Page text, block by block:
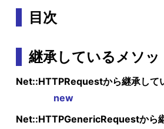
目次
継承しているメソッ
Net::HTTPRequestから継承して
new
Net::HTTPGenericRequestから